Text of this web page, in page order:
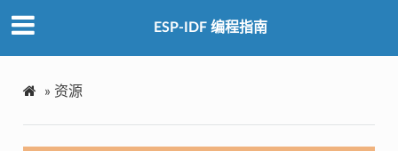
ESP-IDF 编程指南
» 资源